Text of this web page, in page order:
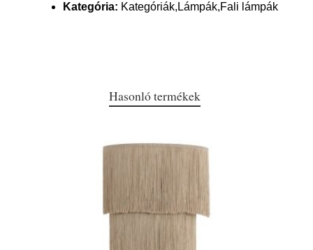
Kategória: Kategóriák,Lámpák,Fali lámpák
Hasonló termékek